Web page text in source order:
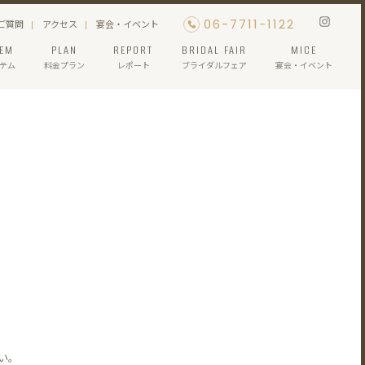
ム
PLAN
料金プラン
REPORT
レポート
BRIDAL FAIR
ブライダルフェア
MICE
宴会・イベント
質問 アクセス 宴会・イベント 06-7711-1122